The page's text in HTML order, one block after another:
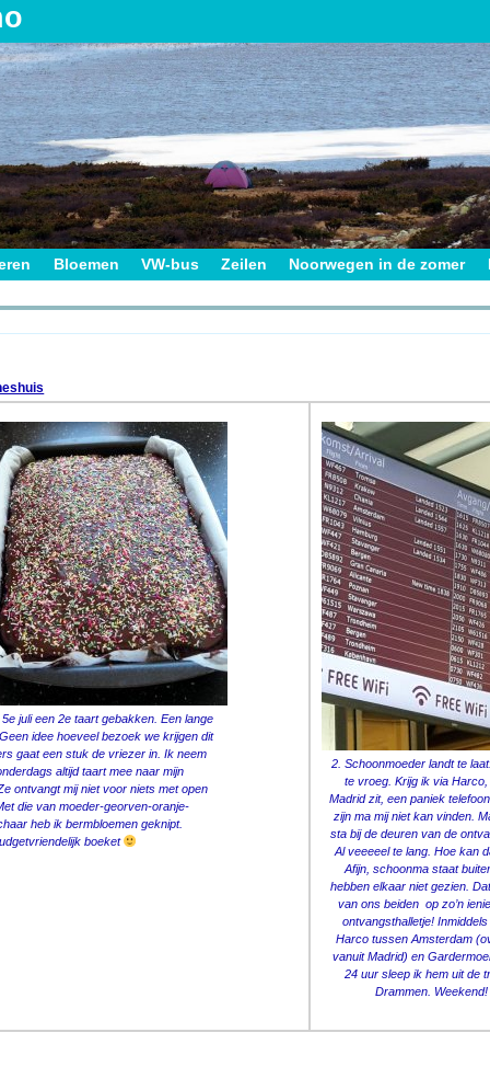
Bloemen VW-bus Zeilen Noorwegen in de zomer
juli een 2e taart gebakken. Een lange
idee hoeveel bezoek we krijgen dit
gaat een stuk de vriezer in. Ik neem
altijd taart mee naar mijn
ontvangt mij niet voor niets met open
die van moeder-georven-oranje-
heb ik bermbloemen geknipt.
boeket
2. Schoonmoeder landt te
te vroeg. Krijg ik via Harco,
Madrid zit, een paniek
zijn ma mij niet kan vinden.
sta bij de deuren van de
Al veeeeel te lang. Hoe kan
Afijn, schoonma staat
hebben elkaar niet gezien.
van ons beiden op zo’n
ontvangsthalletje! Inmiddels
Harco tussen Amsterdam
vanuit Madrid) en
24 uur sleep ik hem uit de
Drammen. Weekend!